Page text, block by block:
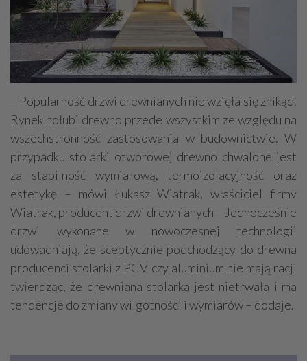
– Popularność drzwi drewnianych nie wzięła się znikąd.
Rynek hołubi drewno przede wszystkim ze względu na
wszechstronność zastosowania w budownictwie. W
przypadku stolarki otworowej drewno chwalone jest
za stabilność wymiarową, termoizolacyjność oraz
estetykę – mówi Łukasz Wiatrak, właściciel firmy
Wiatrak, producent drzwi drewnianych – Jednocześnie
drzwi wykonane w nowoczesnej technologii
udowadniają, że sceptycznie podchodzący do drewna
producenci stolarki z PCV czy aluminium nie mają racji
twierdząc, że drewniana stolarka jest nietrwała i ma
tendencje do zmiany wilgotności i wymiarów – dodaje.